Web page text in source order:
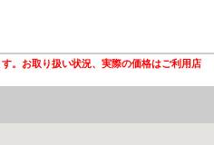
。お取り扱い状況、実際の価格はご利用店